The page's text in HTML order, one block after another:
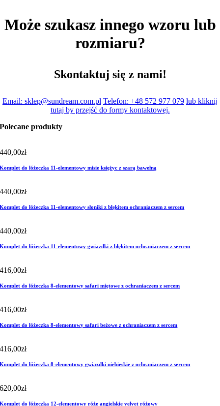
Może szukasz innego wzoru lub
rozmiaru?
Skontaktuj się z nami!
Email: sklep@sundream.com.pl Telefon: +48 572 977 079 lub kliknij
tutaj by przejść do formy kontaktowej.
Polecane produkty
440,00zł
Komplet do łóżeczka 11-elementowy misie księżyc z szarą bawełną
440,00zł
Komplet do łóżeczka 11-elementowy słoniki z błękitem ochraniaczem z sercem
440,00zł
Komplet do łóżeczka 11-elementowy gwiazdki z błękitem ochraniaczem z sercem
416,00zł
Komplet do łóżeczka 8-elementowy safari miętowe z ochraniaczem z sercem
416,00zł
Komplet do łóżeczka 8-elementowy safari beżowe z ochraniaczem z sercem
416,00zł
Komplet do łóżeczka 8-elementowy gwiazdki niebieskie z ochraniaczem z sercem
620,00zł
Komplet do łóżeczka 12-elementowy róże angielskie velvet różowy